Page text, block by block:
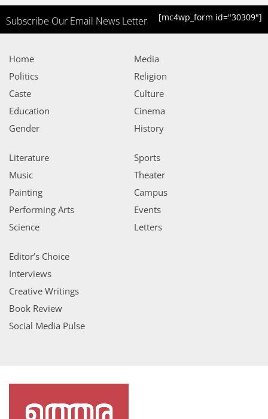
Subscribe Our Email News Letter [mc4wp_form id="30309"]
Home
Politics
Caste
Education
Gender
Media
Religion
Culture
Cinema
History
Literature
Music
Painting
Performing Arts
Science
Sports
Theater
Campus
Events
Letters
Editor’s Choice
Interviews
Creative Writings
Book Review
Social Media Pulse